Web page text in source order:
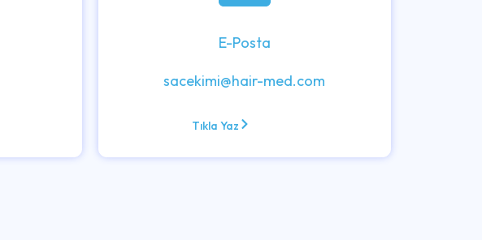
E-Posta
sacekimi@hair-med.com
Tıkla Yaz